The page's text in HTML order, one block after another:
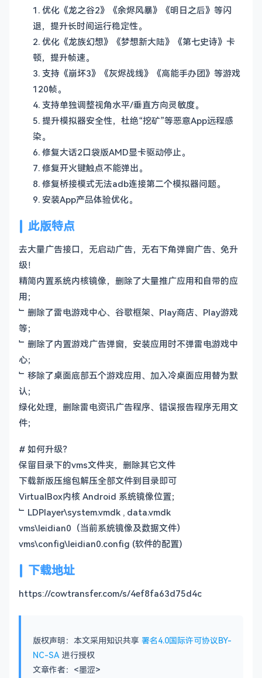
1. 优化《龙之谷2》《余烬风暴》《明日之后》等闪
退，提升长时间运行稳定性。
2. 优化《龙族幻想》《梦想新大陆》《第七史诗》卡
顿，提升帧速。
3. 支持《崩坏3》《灰烬战线》《高能手办团》等游戏
120帧。
4. 支持单独调整视角水平/垂直方向灵敏度。
5. 提升模拟器安全性，杜绝“挖矿”等恶意App远程感
染。
6. 修复大话2口袋版AMD显卡驱动停止。
7. 修复开火键触点不能弹出。
8. 修复桥接模式无法adb连接第二个模拟器问题。
9. 安装App产品体验优化。
此版特点
去大量广告接口，无启动广告，无右下角弹窗广告、免升
级！
精简内置系统内核镜像，删除了大量推广应用和自带的应
用；
﹂删除了雷电游戏中心、谷歌框架、Play商店、Play游戏
等；
﹂删除了内置游戏广告弹窗，安装应用时不弹雷电游戏中
心；
﹂移除了桌面底部五个游戏应用、加入冷桌面应用替为默
认；
绿化处理，删除雷电资讯广告程序、错误报告程序无用文
件；
# 如何升级？
保留目录下的vms文件夹，删除其它文件
下载新版压缩包解压全部文件到目录即可
VirtualBox内核 Android 系统镜像位置；
﹂LDPlayer\system.vmdk , data.vmdk
vms\leidian0（当前系统镜像及数据文件）
vms\config\leidian0.config (软件的配置)
下载地址
https://cowtransfer.com/s/4ef8fa63d75d4c
版权声明：本文采用知识共享 署名4.0国际许可协议BY-
NC-SA 进行授权
文章作者：<墨涩>